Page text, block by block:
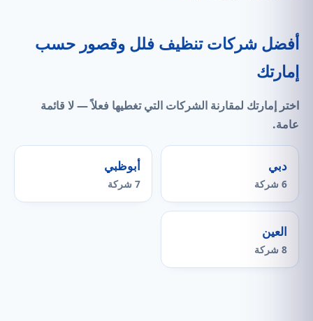
أفضل شركات تنظيف فلل وقصور حسب
إمارتك
اختر إمارتك لمقارنة الشركات التيتغطيها فعلاً— لا قائمة
عامة.
دبي
6 شركة
أبوظبي
7 شركة
العين
8 شركة